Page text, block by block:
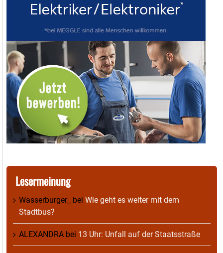
Lesermeinung
Wasserburger_ bei Wie geht es weiter mit dem
Stadtbus?
ALEXANDRA bei 13 Uhr: Unfall auf der Staatsstraße